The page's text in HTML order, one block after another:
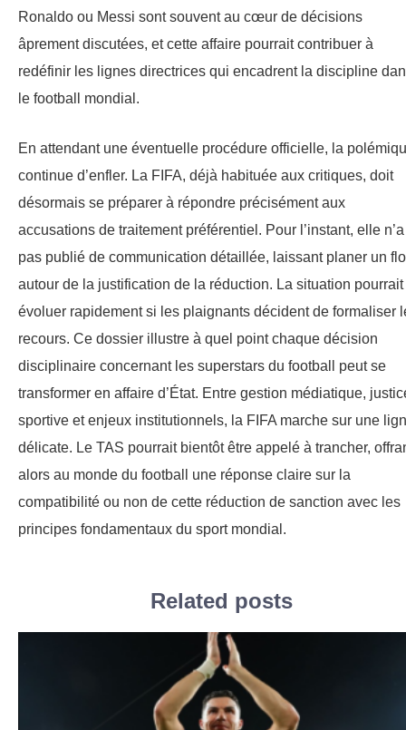
Ronaldo ou Messi sont souvent au cœur de décisions
âprement discutées, et cette affaire pourrait contribuer à
redéfinir les lignes directrices qui encadrent la discipline
le football mondial.
En attendant une éventuelle procédure officielle, la
continue d’enfler. La FIFA, déjà habituée aux critiques, doit
désormais se préparer à répondre précisément aux
accusations de traitement préférentiel. Pour l’instant, elle n’a
pas publié de communication détaillée, laissant planer un
autour de la justification de la réduction. La situation pourrait
évoluer rapidement si les plaignants décident de formaliser
recours. Ce dossier illustre à quel point chaque décision
disciplinaire concernant les superstars du football peut se
transformer en affaire d’État. Entre gestion médiatique,
sportive et enjeux institutionnels, la FIFA marche sur une
délicate. Le TAS pourrait bientôt être appelé à trancher,
alors au monde du football une réponse claire sur la
compatibilité ou non de cette réduction de sanction avec les
principes fondamentaux du sport mondial.
Related posts